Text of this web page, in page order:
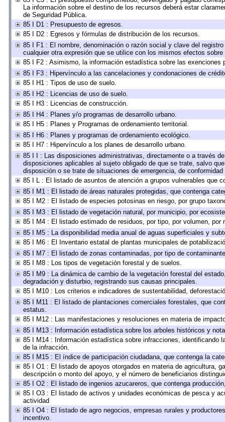
La información sobre el destino de los recursos deberá estar
de Seguridad Pública.
85 I D1 : Presupuesto de egresos.
85 I D2 : Egresos y fórmulas de distribución de los recursos.
85 I F1 : El nombre, denominación o razón social y clave del
cualquier otra expresión que se utilice con los mismos efectos
85 I F2 : Asimismo, la información estadística sobre las
85 I F3 : Hipervínculo a las cancelaciones y condonaciones de
85 I H1 : Tipos de uso de suelo.
85 I H2 : Licencias de uso de suelo.
85 I H3 : Licencias de construcción.
85 I H4 : Planes y/o programas de desarrollo urbano.
85 I H5 : Planes y Programas de ordenamiento territorial.
85 I H6 : Planes y programas de ordenamiento ecológico.
85 I H7 : Hipervínculo a los planes de desarrollo urbano.
85 I I : Las disposiciones administrativas, directamente o a través
disposiciones aplicables al sujeto obligado de que se trate, salvo
disposición o se trate de situaciones de emergencia, de
85 I L : El listado de asuntos de atención a grupos vulnerables que
85 I M1 : El listado de áreas naturales protegidas, que contenga
85 I M2 : El listado de especies potosinas en riesgo, por grupo
85 I M3 : El listado de vegetación natural, por municipio, por
85 I M4 : El listado estimado de residuos, por tipo, por volumen, por
85 I M5 : La disponibilidad media anual de aguas superficiales y
85 I M6 : El Inventario estatal de plantas municipales de
85 I M7 : El listado de zonas contaminadas, por tipo de
85 I M8 : Los tipos de vegetación forestal y de suelos.
85 I M9 : La dinámica de cambio de la vegetación forestal del
degradación y disturbio, registrando sus causas principales.
85 I M10 : Los criterios e indicadores de sustentabilidad,
85 I M11 : El listado de plantaciones comerciales forestales, que
estatus.
85 I M12 : Las manifestaciones y resoluciones en materia de
85 I M13 : Información estadística sobre los arboles históricos y
85 I M14 : Información estadística sobre infracciones, identificando
de la infracción.
85 I M15 : El índice de participación ciudadana, que contenga la
85 I O1 : El listado de apoyos otorgados en materia de agricultura,
descripción o monto del apoyo, y el número de beneficiarios
85 I O2 : El listado de ingenios azucareros, que contenga
85 I O3 : El listado de activos y unidades económicas de pesca y
actividad
85 I O4 : El listado de agro negocios, empresas rurales y
incentivo.